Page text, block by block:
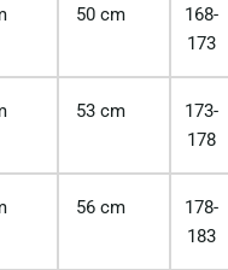
50 cm
168-
173
53 cm
173-
178
56 cm
178-
183